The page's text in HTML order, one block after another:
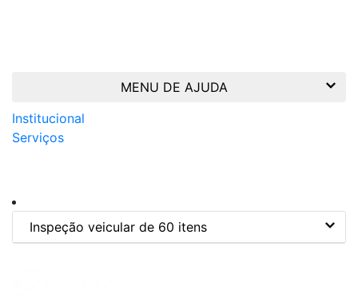
MENU DE AJUDA
Institucional
Serviços
Inspeção veicular de 60 itens